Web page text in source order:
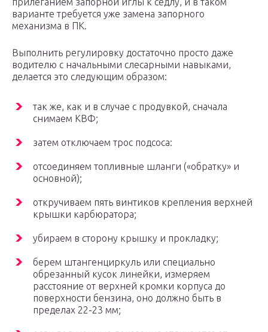
варианте требуется уже замена запорного
механизма в ПК.
Выполнить регулировку достаточно просто даже
водителю с начальными слесарными навыками,
делается это следующим образом:
так же, как и в случае с продувкой, сначала
снимаем КВФ;
затем отключаем трос подсоса:
отсоединяем топливные шланги («обратку» и
основной);
откручиваем пять винтиков крепления верхней
крышки карбюратора;
убираем в сторону крышку и прокладку;
берем штангенциркуль или специально
обрезанный кусок линейки, измеряем
расстояние от верхней кромки корпуса до
поверхности бензина, оно должно быть в
пределах 22-23 мм;